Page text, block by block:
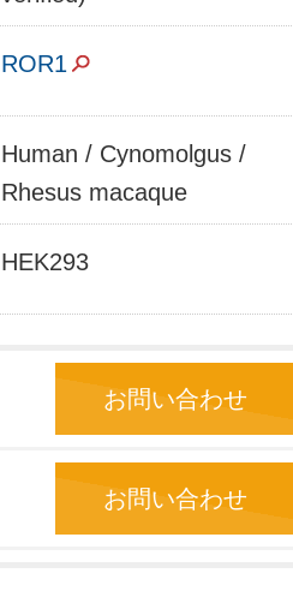
ROR1
Human / Cynomolgus /
Rhesus macaque
HEK293
お問い合わせ
お問い合わせ